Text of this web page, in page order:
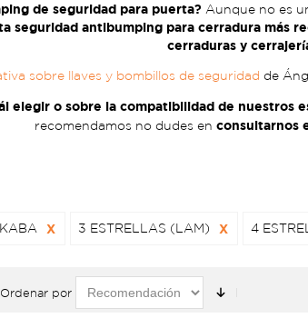
de seguridad para puerta? Aunque no es
seguridad antibumping para cerradura más
cerraduras y
sobre llaves y bombillos de seguridad de
elegir o sobre la compatibilidad de nuestros
recomendamos no dudes en consultarnos
KABA X 3 ESTRELLAS (LAM) X 4
Ordenar por